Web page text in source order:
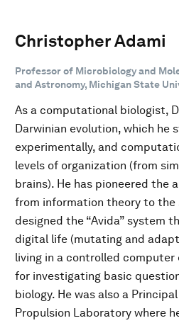
Christopher Adami
Professor of Microbiology and
and Astronomy, Michigan State
As a computational biologist,
Darwinian evolution, which he
experimentally, and
levels of organization (from
brains). He has pioneered the
from information theory to the
designed the “Avida” system
digital life (mutating and
living in a controlled computer
for investigating basic
biology. He was also a
Propulsion Laboratory where